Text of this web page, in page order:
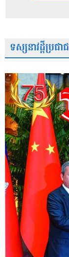
ទស្សនាវដ្តីប្រជា